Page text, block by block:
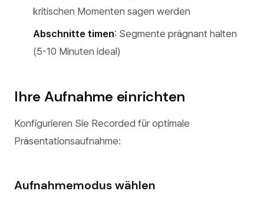
kritischen Momenten sagen werden
Abschnitte timen: Segmente prägnant halten
(5-10 Minuten ideal)
Ihre Aufnahme einrichten
Konfigurieren Sie Recorded für optimale
Präsentationsaufnahme:
Aufnahmemodus wählen